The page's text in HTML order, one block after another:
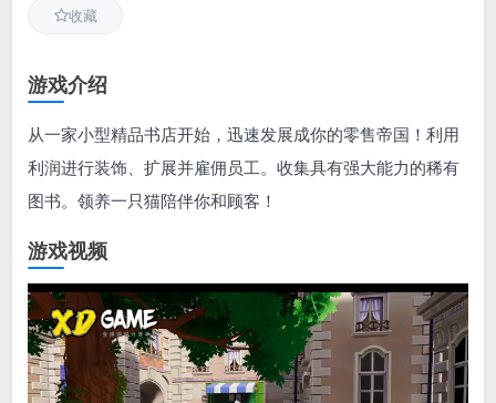
收藏
游戏介绍
从一家小型精品书店开始，迅速发展成你的零售帝国！利用
利润进行装饰、扩展并雇佣员工。收集具有强大能力的稀有
图书。领养一只猫陪伴你和顾客！
游戏视频